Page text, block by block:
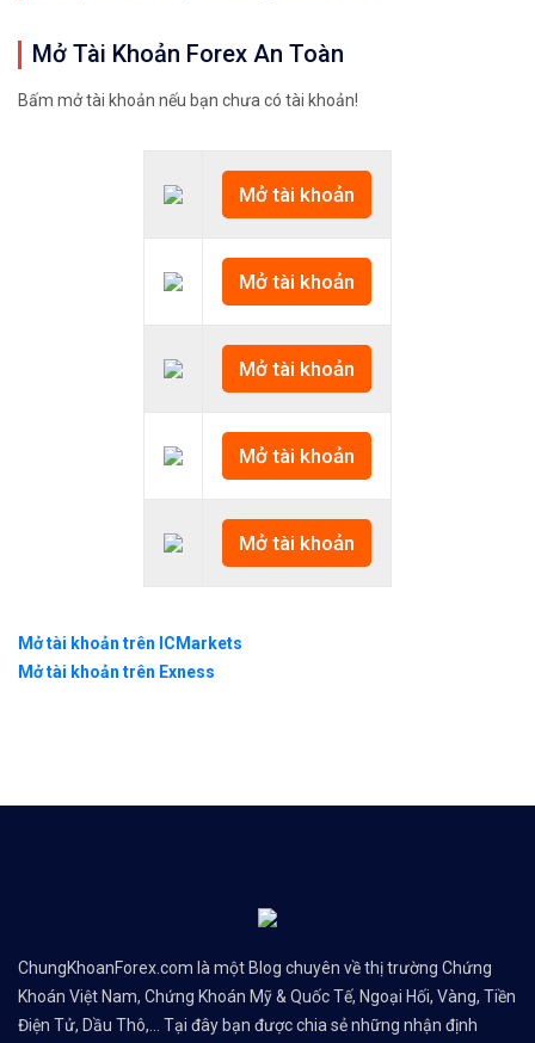
Mở Tài Khoản Forex An Toàn
Bấm mở tài khoản nếu bạn chưa có tài khoản!
Mở tài khoản
Mở tài khoản
Mở tài khoản
Mở tài khoản
Mở tài khoản
Mở tài khoản trên ICMarkets
Mở tài khoản trên Exness
ChungKhoanForex.com là một Blog chuyên về thị trường Chứng
Khoán Việt Nam, Chứng Khoán Mỹ & Quốc Tế, Ngoại Hối, Vàng, Tiền
Điện Tử, Dầu Thô,... Tại đây bạn được chia sẻ những nhận định